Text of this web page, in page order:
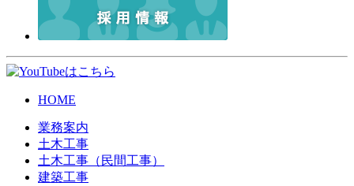
HOME
業務案内
土木工事
土木工事（民間工事）
建築工事